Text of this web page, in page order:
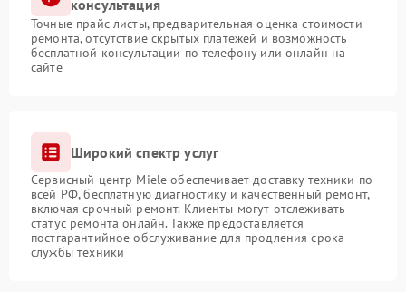
консультация
Точные прайс-листы, предварительная оценка стоимости
ремонта, отсутствие скрытых платежей и возможность
бесплатной консультации по телефону или онлайн на
сайте
Широкий спектр услуг
Сервисный центр Miele обеспечивает доставку техники по
всей РФ, бесплатную диагностику и качественный ремонт,
включая срочный ремонт. Клиенты могут отслеживать
статус ремонта онлайн. Также предоставляется
постгарантийное обслуживание для продления срока
службы техники